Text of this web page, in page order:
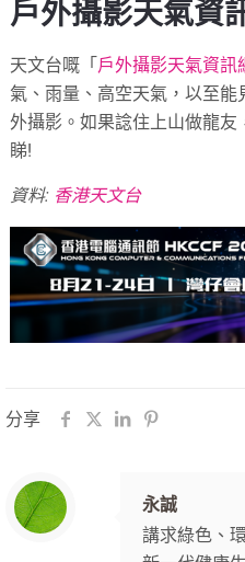
戶外攝影天氣資
天文台嘅「 戶外攝影天氣資訊
氣、雨量、高空天氣，以至
外攝影。如果諗住上山做龍
睇!
資料: 香港天文台
分享
永誠
講求綠色、